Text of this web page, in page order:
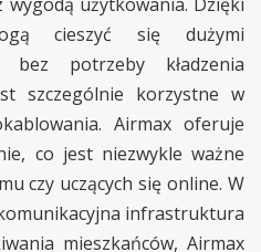
cieszyć się dużymi
bez potrzeby kładzenia
szczególnie korzystne w
Airmax oferuje
co jest niezwykle ważne
czy uczących się online. W
infrastruktura
mieszkańców, Airmax